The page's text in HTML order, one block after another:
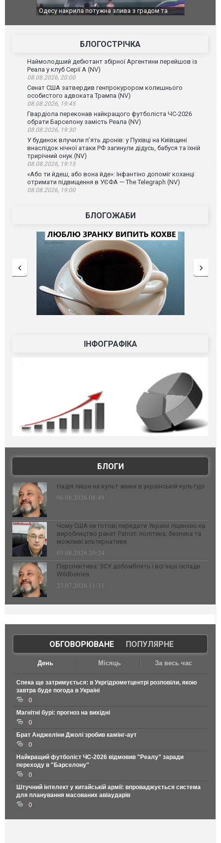
Вже вивели на тести: Ferrari готує оновлення
Вийшов
фільму
БЛОГОСТРІЧКА
Наймолодший дебютант збірної Аргентини перейшов із
Реала у клуб Серії А (NV)
08.08.2026, 20:00
Сенат США затвердив генпрокурором колишнього
особистого адвоката Трампа (NV)
08.08.2026, 19:45
Гвардіола переконав найкращого футболіста ЧС-2026
обрати Барселону замість Реала (NV)
08.08.2026, 19:30
У будинок влучили п’ять дронів: у Пухівці на Київщині
внаслідок нічної атаки РФ загинули дідусь, бабуся та їхній
трирічний онук (NV)
08.08.2026, 19:15
«Або ти йдеш, або вона йде»: Інфантіно допоміг коханці
отримати підвищення в УЄФА — The Telegraph (NV)
08.08.2026, 19:00
БЛОГОЖАБИ
ІНФОГРАФІКА
БЛОГИ
Надія лише на культ жінки в українській культурі
06.08.2026 08:49
Чому США не готові передати Україні ліцензію на
виробництво ракет Patriot: політика, безпека та
можливі альтернативи
03.08.2026 20:24
Перспектива: ЗСУ добомблять і всі інші склади
Wildberries
23.07.2026 11:31
ОБГОВОРЮВАНЕ| ПОПУЛЯРНЕ
День Місяць За весь час
Спека ще затримується: в Укргідрометцентрі розповіли, якою
завтра буде погода в Україні
0
Магнітні бурі: прогноз на вихідні
0
Брат Анджеліни Джолі зробив камінг-аут
0
Найкращий футболіст ЧС-2026 відмовив "Реалу" заради
переходу в "Барселону"
0
Штучний інтелект у китайській армії: впроваджується система
для планування масованих авіаударів
0